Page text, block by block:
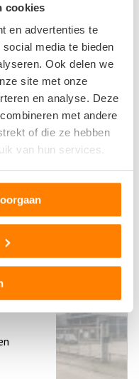
cookies
en advertenties te
media te bieden
Ook delen we
site met onze
en analyse. Deze
met andere
of die ze hebben
van hun services.